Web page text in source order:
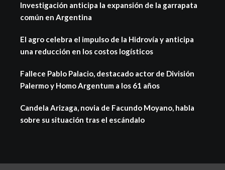
Investigación anticipa la expansión de la garrapata
común en Argentina
El agro celebra el impulso de la Hidrovía y anticipa
una reducción en los costos logísticos
Fallece Pablo Palacio, destacado actor de División
Palermo y Homo Argentum a los 61 años
Candela Arizaga, novia de Facundo Moyano, habla
sobre su situación tras el escándalo